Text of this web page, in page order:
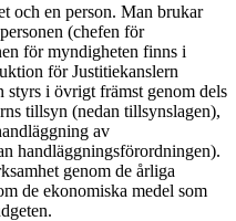
och en person. Man brukar
(chefen för
för myndigheten finns i
för Justitiekanslern
styrs i övrigt främst genom dels
tillsyn (nedan tillsynslagen),
av
handläggningsförordningen).
genom de årliga
de ekonomiska medel som